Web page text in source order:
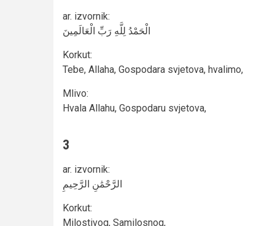
ar. izvornik:
الْحَمْدُ لِلَّهِ رَبِّ الْعَالَمِينَ
Korkut:
Tebe, Allaha, Gospodara svjetova, hvalimo,
Mlivo:
Hvala Allahu, Gospodaru svjetova,
3
ar. izvornik:
الرَّحْمَٰنِ الرَّحِيمِ
Korkut:
Milostivog, Samilosnog,